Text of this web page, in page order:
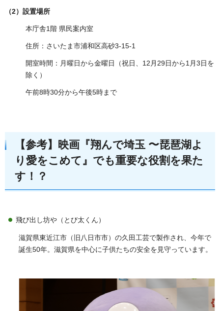
（2）設置場所
本庁舎1階 県民案内室
住所：さいたま市浦和区高砂3-15-1
開室時間：月曜日から金曜日（祝日、12月29日から1月3日を
除く）
午前8時30分から午後5時まで
【参考】映画『翔んで埼玉 〜琵琶湖よ
り愛をこめて』でも重要な役割を果た
す！？
飛び出し坊や（とび太くん）
滋賀県東近江市（旧八日市市）の久田工芸で製作され、今年で
誕生50年。滋賀県を中心に子供たちの安全を見守っています。